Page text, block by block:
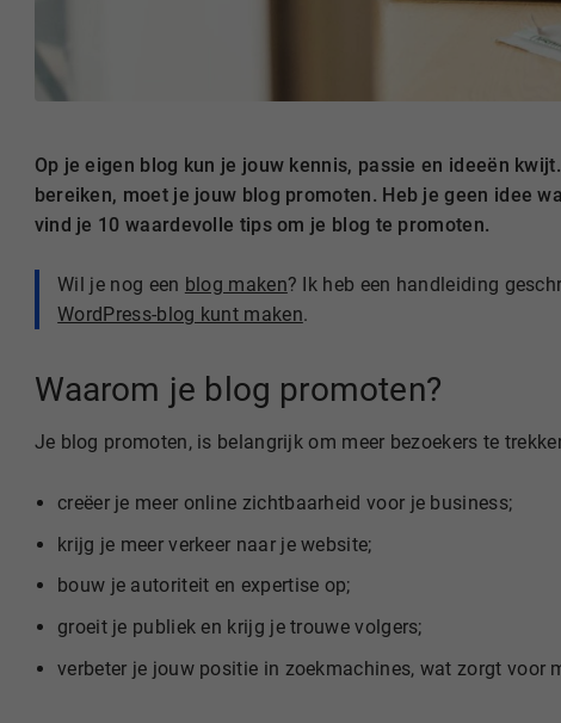
Op je eigen blog kun je jouw kennis, passie en ideeën
bereiken, moet je jouw blog promoten. Heb je geen idee
vind je 10 waardevolle tips om je blog te promoten.
Wil je nog een blog maken? Ik heb een handleiding
WordPress-blog kunt maken.
Waarom je blog promoten?
Je blog promoten, is belangrijk om meer bezoekers te
creëer je meer online zichtbaarheid voor je business;
krijg je meer verkeer naar je website;
bouw je autoriteit en expertise op;
groeit je publiek en krijg je trouwe volgers;
verbeter je jouw positie in zoekmachines, wat zorgt voor